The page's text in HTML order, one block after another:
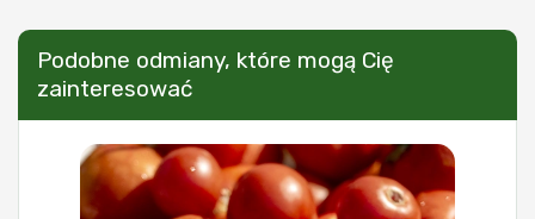
Podobne odmiany, które mogą Cię
zainteresować